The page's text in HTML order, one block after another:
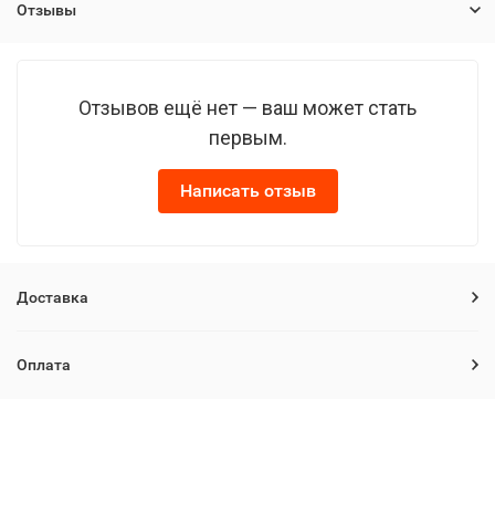
Отзывы
Отзывов ещё нет — ваш может стать
первым.
Написать отзыв
Доставка
Оплата